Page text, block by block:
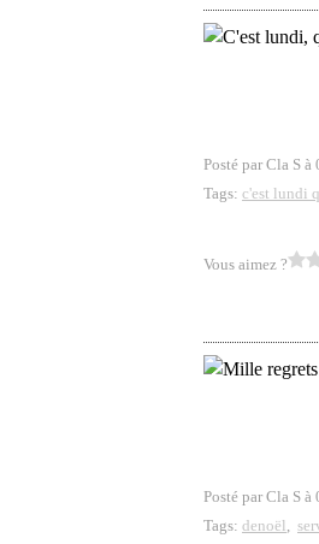
Posté par Cla S à
Tags: c'est lundi
Vous aimez ?
Posté par Cla S à
Tags: denoël,